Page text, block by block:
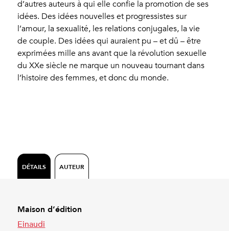
d’autres auteurs à qui elle confie la promotion de ses
idées. Des idées nouvelles et progressistes sur
l’amour, la sexualité, les relations conjugales, la vie
de couple. Des idées qui auraient pu – et dû – être
exprimées mille ans avant que la révolution sexuelle
du XXe siècle ne marque un nouveau tournant dans
l’histoire des femmes, et donc du monde.
DÉTAILS AUTEUR
Maison d’édition
Einaudi